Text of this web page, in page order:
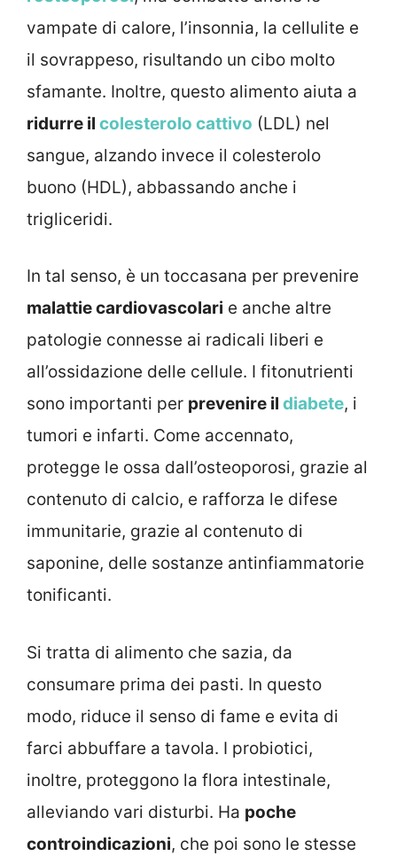
vampate di calore, l’insonnia, la cellulite e
il sovrappeso, risultando un cibo molto
sfamante. Inoltre, questo alimento aiuta a
ridurre il colesterolo cattivo (LDL) nel
sangue, alzando invece il colesterolo
buono (HDL), abbassando anche i
trigliceridi.
In tal senso, è un toccasana per prevenire
malattie cardiovascolari e anche altre
patologie connesse ai radicali liberi e
all’ossidazione delle cellule. I fitonutrienti
sono importanti per prevenire il diabete, i
tumori e infarti. Come accennato,
protegge le ossa dall’osteoporosi, grazie al
contenuto di calcio, e rafforza le difese
immunitarie, grazie al contenuto di
saponine, delle sostanze antinfiammatorie
tonificanti.
Si tratta di alimento che sazia, da
consumare prima dei pasti. In questo
modo, riduce il senso di fame e evita di
farci abbuffare a tavola. I probiotici,
inoltre, proteggono la flora intestinale,
alleviando vari disturbi. Ha poche
controindicazioni, che poi sono le stesse